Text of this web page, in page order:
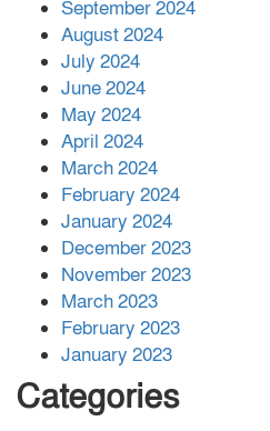
September 2024
August 2024
July 2024
June 2024
May 2024
April 2024
March 2024
February 2024
January 2024
December 2023
November 2023
March 2023
February 2023
January 2023
Categories